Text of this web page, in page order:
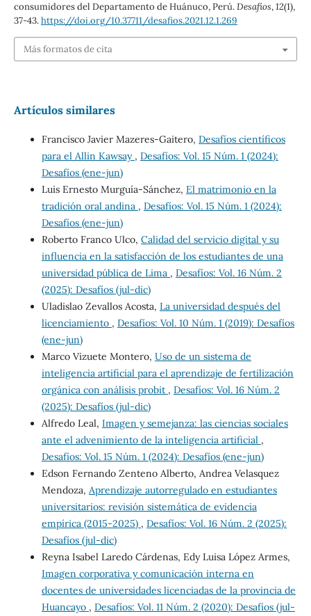
consumidores del Departamento de Huánuco, Perú.Desafíos,12(1),
37-43.https://doi.org/10.37711/desafios.2021.12.1.269
Más formatos de cita
Artículos similares
Francisco Javier Mazeres-Gaitero, Desafíos científicos
para el Allin Kawsay , Desafíos: Vol. 15 Núm. 1 (2024):
Desafíos (ene-jun)
Luis Ernesto Murguía-Sánchez, El matrimonio en la
tradición oral andina , Desafíos: Vol. 15 Núm. 1 (2024):
Desafíos (ene-jun)
Roberto Franco Ulco, Calidad del servicio digital y su
influencia en la satisfacción de los estudiantes de una
universidad pública de Lima , Desafíos: Vol. 16 Núm. 2
(2025): Desafíos (jul-dic)
Uladislao Zevallos Acosta, La universidad después del
licenciamiento , Desafíos: Vol. 10 Núm. 1 (2019): Desafíos
(ene-jun)
Marco Vizuete Montero, Uso de un sistema de
inteligencia artificial para el aprendizaje de fertilización
orgánica con análisis probit , Desafíos: Vol. 16 Núm. 2
(2025): Desafíos (jul-dic)
Alfredo Leal, Imagen y semejanza: las ciencias sociales
ante el advenimiento de la inteligencia artificial ,
Desafíos: Vol. 15 Núm. 1 (2024): Desafíos (ene-jun)
Edson Fernando Zenteno Alberto, Andrea Velasquez
Mendoza, Aprendizaje autorregulado en estudiantes
universitarios: revisión sistemática de evidencia
empírica (2015-2025) , Desafíos: Vol. 16 Núm. 2 (2025):
Desafíos (jul-dic)
Reyna Isabel Laredo Cárdenas, Edy Luisa López Armes,
Imagen corporativa y comunicación interna en
docentes de universidades licenciadas de la provincia de
Huancayo , Desafíos: Vol. 11 Núm. 2 (2020): Desafíos (jul-